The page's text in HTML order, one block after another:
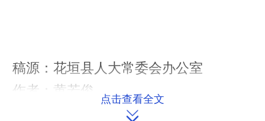
稿源：花垣县人大常委会办公室
作者：黄若俊
点击查看全文
